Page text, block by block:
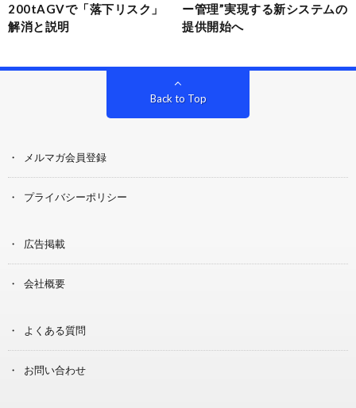
200tAGVで「落下リスク」
解消と説明
ー管理”実現する新システムの
提供開始へ
Back to Top
メルマガ会員登録
プライバシーポリシー
広告掲載
会社概要
よくある質問
お問い合わせ